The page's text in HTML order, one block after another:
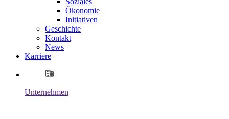
Ökonomie
Initiativen
Geschichte
Kontakt
News
Karriere
Unternehmen